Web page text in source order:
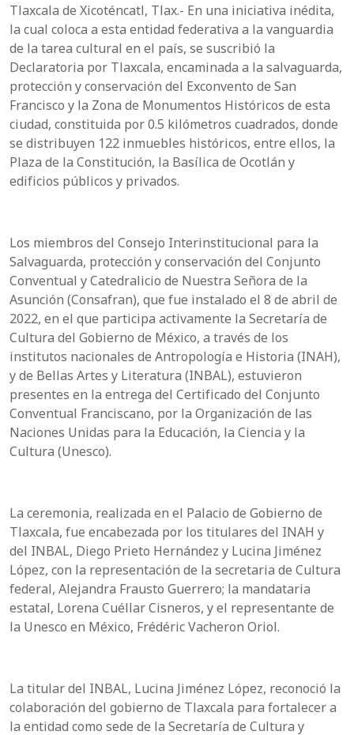
Tlaxcala de Xicoténcatl, Tlax.- En una iniciativa inédita,
la cual coloca a esta entidad federativa a la vanguardia
de la tarea cultural en el país, se suscribió la
Declaratoria por Tlaxcala, encaminada a la salvaguarda,
protección y conservación del Exconvento de San
Francisco y la Zona de Monumentos Históricos de esta
ciudad, constituida por 0.5 kilómetros cuadrados, donde
se distribuyen 122 inmuebles históricos, entre ellos, la
Plaza de la Constitución, la Basílica de Ocotlán y
edificios públicos y privados.
Los miembros del Consejo Interinstitucional para la
Salvaguarda, protección y conservación del Conjunto
Conventual y Catedralicio de Nuestra Señora de la
Asunción (Consafran), que fue instalado el 8 de abril de
2022, en el que participa activamente la Secretaría de
Cultura del Gobierno de México, a través de los
institutos nacionales de Antropología e Historia (INAH),
y de Bellas Artes y Literatura (INBAL), estuvieron
presentes en la entrega del Certificado del Conjunto
Conventual Franciscano, por la Organización de las
Naciones Unidas para la Educación, la Ciencia y la
Cultura (Unesco).
La ceremonia, realizada en el Palacio de Gobierno de
Tlaxcala, fue encabezada por los titulares del INAH y
del INBAL, Diego Prieto Hernández y Lucina Jiménez
López, con la representación de la secretaria de Cultura
federal, Alejandra Frausto Guerrero; la mandataria
estatal, Lorena Cuéllar Cisneros, y el representante de
la Unesco en México, Frédéric Vacheron Oriol.
La titular del INBAL, Lucina Jiménez López, reconoció la
colaboración del gobierno de Tlaxcala para fortalecer a
la entidad como sede de la Secretaría de Cultura y